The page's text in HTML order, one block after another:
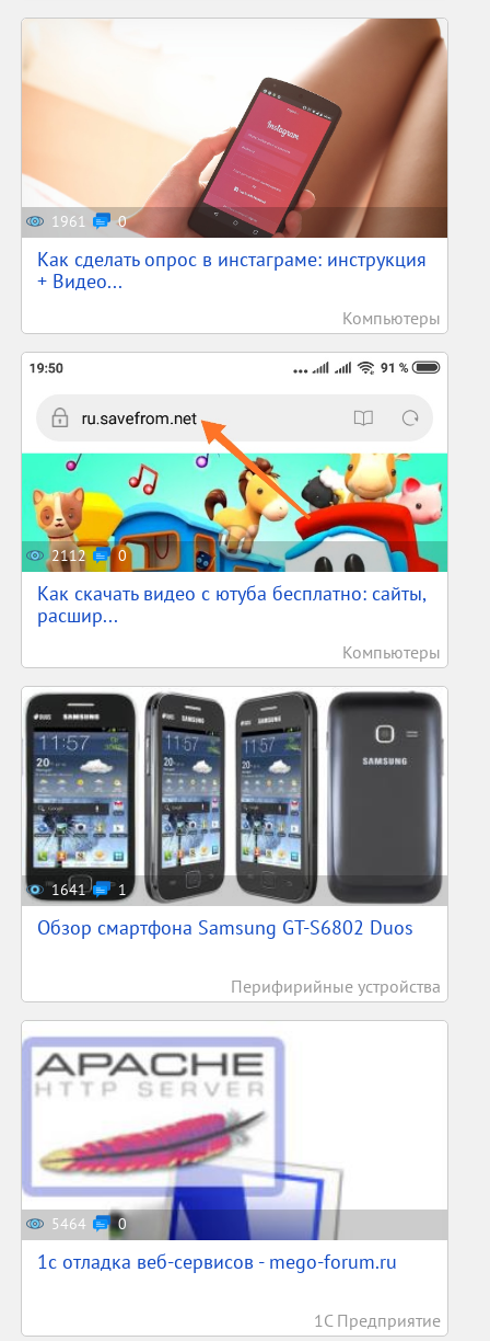
1961 0
Как сделать опрос в инстаграме: инструкция
+ Видео...
Компьютеры
2112 0
Как скачать видео с ютуба бесплатно: сайты,
расшир...
Компьютеры
1641 1
Обзор смартфона Samsung GT-S6802 Duos
Перифирийные устройства
5464 0
1c отладка веб-сервисов - mego-forum.ru
1С Предприятие